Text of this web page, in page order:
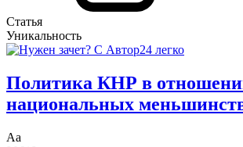
Статья
Уникальность
Политика КНР в
национальных
Аа